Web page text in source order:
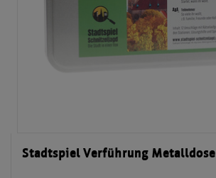
Stadtspiel Verführung Metalldose